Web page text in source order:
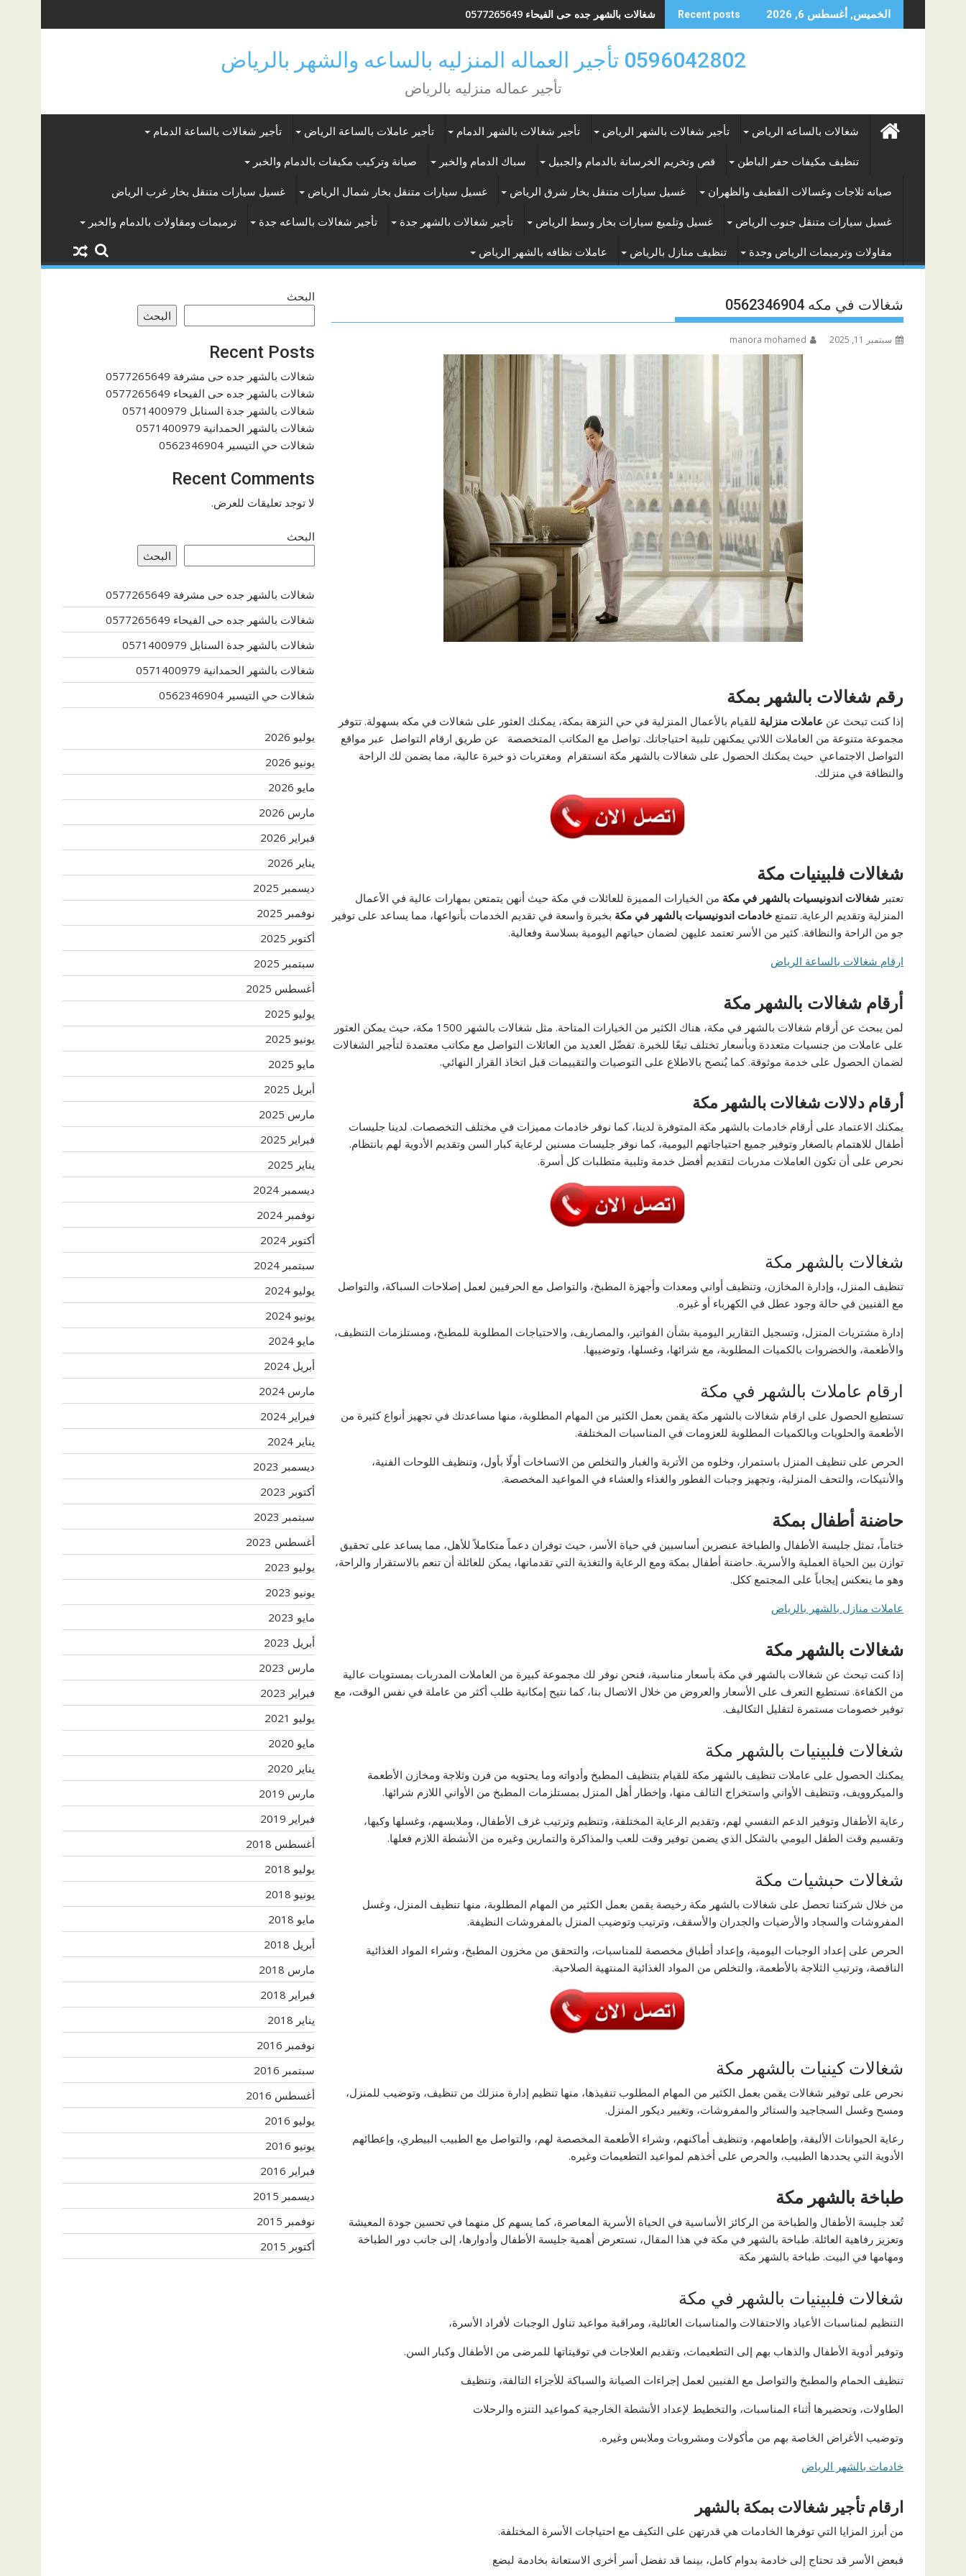
to
الخميس, أغسطس 6, 2026 Recent posts شغالات بالشهر جده حى الفيحاء 0577265649
0596042802 تأجير العماله المنزليه بالساعه والشهر بالرياض
تأجير عماله منزليه بالرياض
شغالات بالساعه الرياض تأجير شغالات بالشهر الرياض تأجير شغالات بالشهر الدمام تأجير عاملات بالساعة الرياض تأجير شغالات بالساعة الدمام
تنظيف مكيفات حفر الباطن قص وتخريم الخرسانة بالدمام والجبيل سباك الدمام والخبر صيانة وتركيب مكيفات بالدمام والخبر
صيانه ثلاجات وغسالات القطيف والظهران غسيل سيارات متنقل بخار شرق الرياض غسيل سيارات متنقل بخار شمال الرياض غسيل سيارات متنقل بخار غرب الرياض
غسيل سيارات متنقل جنوب الرياض غسيل وتلميع سيارات بخار وسط الرياض تأجير شغالات بالشهر جدة تأجير شغالات بالساعه جدة ترميمات ومقاولات بالدمام والخبر
مقاولات وترميمات الرياض وجدة تنظيف منازل بالرياض عاملات نظافه بالشهر الرياض
شغالات في مكه 0562346904
سبتمبر 11, 2025 manora mohamed
رقم شغالات بالشهر بمكة
إذا كنت تبحث عن عاملات منزلية للقيام بالأعمال المنزلية في حي النزهة بمكة، يمكنك العثور على شغالات في مكه بسهولة. تتوفر
مجموعة متنوعة من العاملات اللاتي يمكنهن تلبية احتياجاتك. تواصل مع المكاتب المتخصصة عن طريق ارقام التواصل عبر مواقع
التواصل الاجتماعي حيث يمكنك الحصول على شغالات بالشهر مكة انستقرام ومغتربات ذو خبرة عالية، مما يضمن لك الراحة
والنظافة في منزلك.
شغالات فلبينيات مكة
تعتبر شغالات اندونيسيات بالشهر في مكة من الخيارات المميزة للعائلات في مكة حيث أنهن يتمتعن بمهارات عالية في الأعمال
المنزلية وتقديم الرعاية. تتمتع خادمات اندونيسيات بالشهر في مكة بخبرة واسعة في تقديم الخدمات بأنواعها، مما يساعد على توفير
جو من الراحة والنظافة. كثير من الأسر تعتمد عليهن لضمان حياتهم اليومية بسلاسة وفعالية.
ارقام شغالات بالساعة الرياض
أرقام شغالات بالشهر مكة
لمن يبحث عن أرقام شغالات بالشهر في مكة، هناك الكثير من الخيارات المتاحة. مثل شغالات بالشهر 1500 مكة، حيث يمكن العثور
على عاملات من جنسيات متعددة وبأسعار تختلف تبعًا للخبرة. تفضّل العديد من العائلات التواصل مع مكاتب معتمدة لتأجير الشغالات
لضمان الحصول على خدمة موثوقة. كما يُنصح بالاطلاع على التوصيات والتقييمات قبل اتخاذ القرار النهائي.
أرقام دلالات شغالات بالشهر مكة
يمكنك الاعتماد على أرقام خادمات بالشهر مكة المتوفرة لدينا، كما نوفر خادمات مميزات في مختلف التخصصات. لدينا جليسات
أطفال للاهتمام بالصغار وتوفير جميع احتياجاتهم اليومية، كما نوفر جليسات مسنين لرعاية كبار السن وتقديم الأدوية لهم بانتظام.
نحرص على أن تكون العاملات مدربات لتقديم أفضل خدمة وتلبية متطلبات كل أسرة.
شغالات بالشهر مكة
تنظيف المنزل، وإدارة المخازن، وتنظيف أواني ومعدات وأجهزة المطبخ، والتواصل مع الحرفيين لعمل إصلاحات السباكة، والتواصل
مع الفنيين في حالة وجود عطل في الكهرباء أو غيره.
إدارة مشتريات المنزل، وتسجيل التقارير اليومية بشأن الفواتير، والمصاريف، والاحتياجات المطلوبة للمطبخ، ومستلزمات التنظيف،
والأطعمة، والخضروات بالكميات المطلوبة، مع شرائها، وغسلها، وتوضيبها.
ارقام عاملات بالشهر في مكة
تستطيع الحصول على ارقام شغالات بالشهر مكة يقمن بعمل الكثير من المهام المطلوبة، منها مساعدتك في تجهيز أنواع كثيرة من
الأطعمة والحلويات وبالكميات المطلوبة للعزومات في المناسبات المختلفة.
الحرص على تنظيف المنزل باستمرار، وخلوه من الأتربة والغبار والتخلص من الاتساخات أولًا بأول، وتنظيف اللوحات الفنية،
والأنتيكات، والتحف المنزلية، وتجهيز وجبات الفطور والغذاء والعشاء في المواعيد المخصصة.
حاضنة أطفال بمكة
ختاماً، تمثل جليسة الأطفال والطباخة عنصرين أساسيين في حياة الأسر، حيث توفران دعماً متكاملاً للأهل، مما يساعد على تحقيق
توازن بين الحياة العملية والأسرية. حاضنة أطفال بمكة ومع الرعاية والتغذية التي تقدمانها، يمكن للعائلة أن تنعم بالاستقرار والراحة،
وهو ما ينعكس إيجاباً على المجتمع ككل.
عاملات منازل بالشهر بالرياض
شغالات بالشهر مكة
إذا كنت تبحث عن شغالات بالشهر في مكة بأسعار مناسبة، فنحن نوفر لك مجموعة كبيرة من العاملات المدربات بمستويات عالية
من الكفاءة. تستطيع التعرف على الأسعار والعروض من خلال الاتصال بنا، كما نتيح إمكانية طلب أكثر من عاملة في نفس الوقت، مع
توفير خصومات مستمرة لتقليل التكاليف.
شغالات فلبينيات بالشهر مكة
يمكنك الحصول على عاملات تنظيف بالشهر مكة للقيام بتنظيف المطبخ وأدواته وما يحتويه من فرن وثلاجة ومخازن الأطعمة
والميكروويف، وتنظيف الأواني واستخراج التالف منها، وإخطار أهل المنزل بمستلزمات المطبخ من الأواني اللازم شرائها.
رعاية الأطفال وتوفير الدعم النفسي لهم، وتقديم الرعاية المختلفة، وتنظيم وترتيب غرف الأطفال، وملابسهم، وغسلها وكيها،
وتقسيم وقت الطفل اليومي بالشكل الذي يضمن توفير وقت للعب والمذاكرة والتمارين وغيره من الأنشطة اللازم فعلها.
شغالات حبشيات مكة
من خلال شركتنا تحصل على شغالات بالشهر مكة رخيصة يقمن بعمل الكثير من المهام المطلوبة، منها تنظيف المنزل، وغسل
المفروشات والسجاد والأرضيات والجدران والأسقف، وترتيب وتوضيب المنزل بالمفروشات النظيفة.
الحرص على إعداد الوجبات اليومية، وإعداد أطباق مخصصة للمناسبات، والتحقق من مخزون المطبخ، وشراء المواد الغذائية
الناقصة، وترتيب الثلاجة بالأطعمة، والتخلص من المواد الغذائية المنتهية الصلاحية.
شغالات كينيات بالشهر مكة
نحرص على توفير شغالات يقمن بعمل الكثير من المهام المطلوب تنفيذها، منها تنظيم إدارة منزلك من تنظيف، وتوضيب للمنزل،
ومسح وغسل السجاجيد والستائر والمفروشات، وتغيير ديكور المنزل.
رعاية الحيوانات الأليفة، وإطعامهم، وتنظيف أماكنهم، وشراء الأطعمة المخصصة لهم، والتواصل مع الطبيب البيطري، وإعطائهم
الأدوية التي يحددها الطبيب، والحرص على أخذهم لمواعيد التطعيمات وغيره.
طباخة بالشهر مكة
تُعد جليسة الأطفال والطباخة من الركائز الأساسية في الحياة الأسرية المعاصرة، كما يسهم كل منهما في تحسين جودة المعيشة
وتعزيز رفاهية العائلة. طباخة بالشهر في مكة في هذا المقال، نستعرض أهمية جليسة الأطفال وأدوارها، إلى جانب دور الطباخة
ومهامها في البيت. طباخة بالشهر مكة
شغالات فلبينيات بالشهر في مكة
التنظيم لمناسبات الأعياد والاحتفالات والمناسبات العائلية، ومراقبة مواعيد تناول الوجبات لأفراد الأسرة،
وتوفير أدوية الأطفال والذهاب بهم إلى التطعيمات، وتقديم العلاجات في توقيتاتها للمرضى من الأطفال وكبار السن.
تنظيف الحمام والمطبخ والتواصل مع الفنيين لعمل إجراءات الصيانة والسباكة للأجزاء التالفة، وتنظيف
الطاولات، وتحضيرها أثناء المناسبات، والتخطيط لإعداد الأنشطة الخارجية كمواعيد التنزه والرحلات
وتوضيب الأغراض الخاصة بهم من مأكولات ومشروبات وملابس وغيره.
خادمات بالشهر الرياض
ارقام تأجير شغالات بمكة بالشهر
من أبرز المزايا التي توفرها الخادمات هي قدرتهن على التكيف مع احتياجات الأسرة المختلفة.
فبعض الأسر قد تحتاج إلى خادمة بدوام كامل، بينما قد تفضل أسر أخرى الاستعانة بخادمة لبضع
البحث
البحث
Recent Posts
شغالات بالشهر جده حى مشرفة 0577265649
شغالات بالشهر جده حى الفيحاء 0577265649
شغالات بالشهر جدة السنابل 0571400979
شغالات بالشهر الحمدانية 0571400979
شغالات حي التيسير 0562346904
Recent Comments
لا توجد تعليقات للعرض.
البحث
البحث
شغالات بالشهر جده حى مشرفة 0577265649
شغالات بالشهر جده حى الفيحاء 0577265649
شغالات بالشهر جدة السنابل 0571400979
شغالات بالشهر الحمدانية 0571400979
شغالات حي التيسير 0562346904
يوليو 2026
يونيو 2026
مايو 2026
مارس 2026
فبراير 2026
يناير 2026
ديسمبر 2025
نوفمبر 2025
أكتوبر 2025
سبتمبر 2025
أغسطس 2025
يوليو 2025
يونيو 2025
مايو 2025
أبريل 2025
مارس 2025
فبراير 2025
يناير 2025
ديسمبر 2024
نوفمبر 2024
أكتوبر 2024
سبتمبر 2024
يوليو 2024
يونيو 2024
مايو 2024
أبريل 2024
مارس 2024
فبراير 2024
يناير 2024
ديسمبر 2023
أكتوبر 2023
سبتمبر 2023
أغسطس 2023
يوليو 2023
يونيو 2023
مايو 2023
أبريل 2023
مارس 2023
فبراير 2023
يوليو 2021
مايو 2020
يناير 2020
مارس 2019
فبراير 2019
أغسطس 2018
يوليو 2018
يونيو 2018
مايو 2018
أبريل 2018
مارس 2018
فبراير 2018
يناير 2018
نوفمبر 2016
سبتمبر 2016
أغسطس 2016
يوليو 2016
يونيو 2016
فبراير 2016
ديسمبر 2015
نوفمبر 2015
أكتوبر 2015